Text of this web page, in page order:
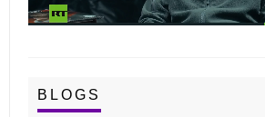
BLOGS